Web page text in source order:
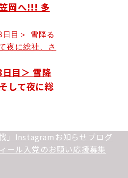
岡へ!!! 多
目＞ 雪降
して夜に総
Instagram お知らせ ブログ
ール 入党のお願い応援募集